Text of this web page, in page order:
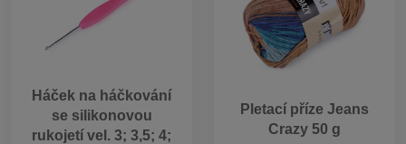
Háček na háčkování
se silikonovou
rukojetí vel. 3; 3,5; 4;
Pletací příze Jeans
Crazy 50 g